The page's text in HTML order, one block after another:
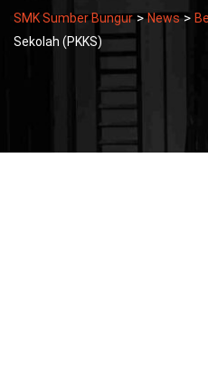
SMK Sumber Bungur>News>
Sekolah (PKKS)